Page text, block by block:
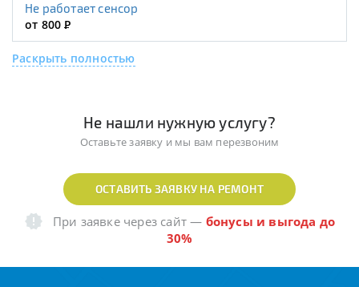
Не работает сенсор
от 800Р
Раскрыть полностью
Не нашли нужную услугу?
Оставьте заявку и мы вам перезвоним
ОСТАВИТЬ ЗАЯВКУ НА РЕМОНТ
При заявке через сайт— бонусы и выгода до
30%